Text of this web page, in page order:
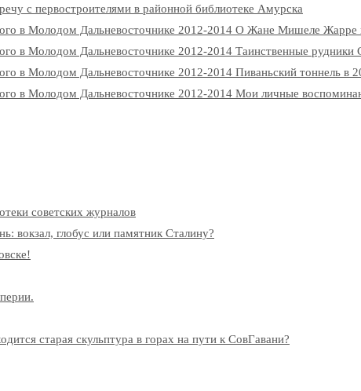
с первостроителями в районной библиотеке Амурска
в Молодом Дальневосточнике 2012-2014 О Жане Мишеле Жарре
в Молодом Дальневосточнике 2012-2014 Таинственные рудники
в Молодом Дальневосточнике 2012-2014 Пиваньский тоннель в
в Молодом Дальневосточнике 2012-2014 Мои личные
советских журналов
вокзал, глобус или памятник Сталину?
старая скульптура в горах на пути к СовГавани?